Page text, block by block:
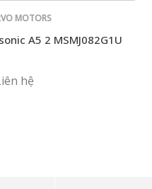
MOTORS
A5 2 MSMJ082G1U
hệ